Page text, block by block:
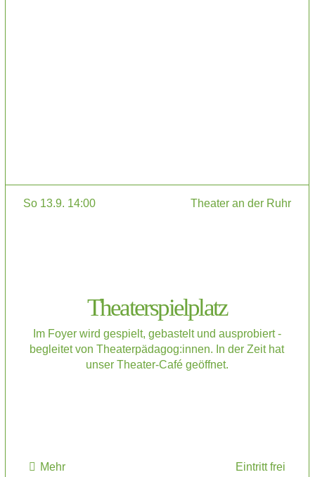
So 13.9. 14:00 Theater an der Ruhr
Theaterspielplatz
Im Foyer wird gespielt, gebastelt und ausprobiert -
begleitet von Theaterpädagog:innen. In der Zeit hat
unser Theater-Café geöffnet.
Mehr Eintritt frei